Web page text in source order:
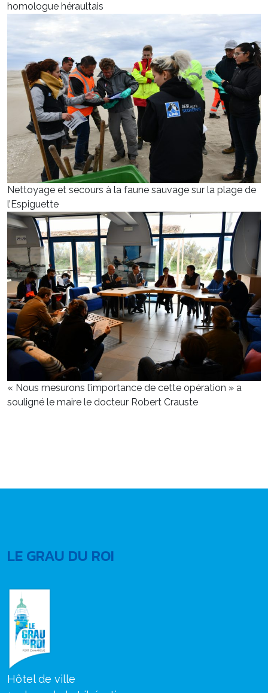
homologue héraultais
Nettoyage et secours à la faune sauvage sur la plage de
l’Espiguette
« Nous mesurons l’importance de cette opération » a
souligné le maire le docteur Robert Crauste
LE GRAU DU ROI
Hôtel de ville